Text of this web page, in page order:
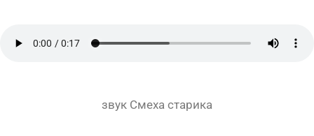
звук Смеха старика